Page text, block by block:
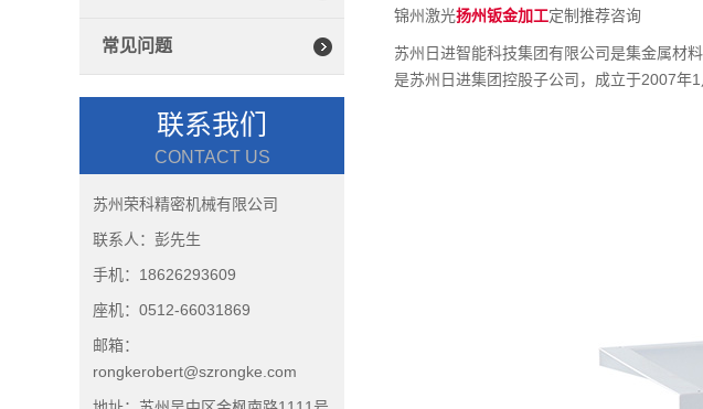
常见问题
联系我们
CONTACT US
苏州荣科精密机械有限公司
联系人：彭先生
手机：18626293609
座机：0512-66031869
邮箱：
rongkerobert@szrongke.com
锦州激光扬州钣金加工定制推荐咨询
苏州日进智能科技集团有限公司是集金属材
是苏州日进集团控股子公司，成立于2007年